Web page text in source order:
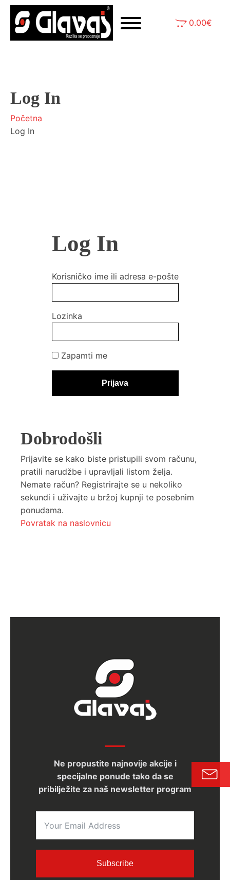
0.00€
Log In
Početna
Log In
Log In
Korisničko ime ili adresa e-pošte
Lozinka
Zapamti me
Dobrodošli
Prijavite se kako biste pristupili svom računu,
pratili narudžbe i upravljali listom želja.
Nemate račun? Registrirajte se u nekoliko
sekundi i uživajte u bržoj kupnji te posebnim
ponudama.
Povratak na naslovnicu
Ne propustite najnovije akcije i
specijalne ponude tako da se
pribilježite za naš newsletter program
Subscribe